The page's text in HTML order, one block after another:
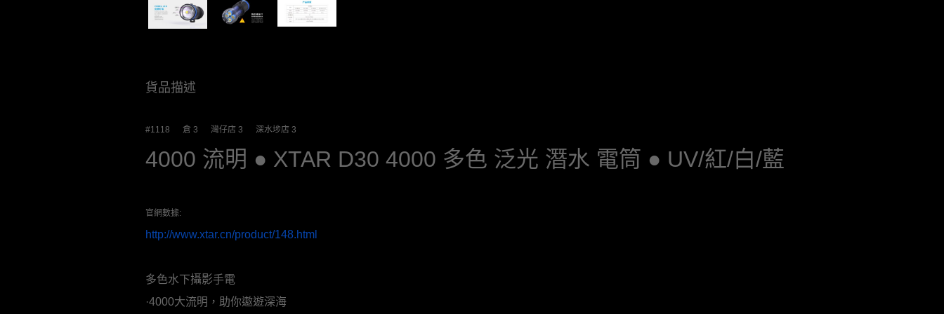
貨品描述
#1118 倉 3 灣仔店 3 深水埗店 3
4000 流明 ● XTAR D30 4000 多色 泛光 潛水 電筒 ● UV/紅/白/藍
官網數據:
http://www.xtar.cn/product/148.html
多色水下攝影手電
·4000大流明，助你遨遊深海